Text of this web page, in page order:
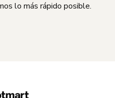
lo más rápido posible.